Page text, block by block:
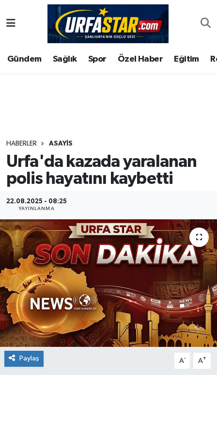
Gündem Sağlık Spor Özel Haber Eğitim
HABERLER ASAYİS
Urfa'da kazada yaralanan
polis hayatını kaybetti
22.08.2025 - 08:25
YAYINLANMA
Paylaş A- A+
ASAYİS
ÇEVRE
Gündem
Kültür
Magazin
Şanlıurfa Nöbetçi Eczaneler
Şanlıurfa Hava Durumu
Tüm Manşetler
Son Dakika Haberleri
Haber Arşivi